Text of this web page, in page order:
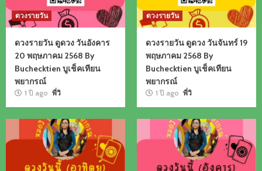
ดวงรายวัน
ดวงรายวัน ดูดวง วันอังคาร
20 พฤษภาคม 2568 By
Buchecktien บูเช็คเทียน
พยากรณ์
1 ปี ago พี่วิ
ดวงรายวัน
ดวงรายวัน ดูดวง วันจันทร์ 19
พฤษภาคม 2568 By
Buchecktien บูเช็คเทียน
พยากรณ์
1 ปี ago พี่วิ